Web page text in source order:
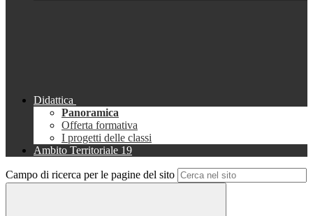
Didattica
Panoramica
Offerta formativa
I progetti delle classi
Ambito Territoriale 19
Campo di ricerca per le pagine del sito